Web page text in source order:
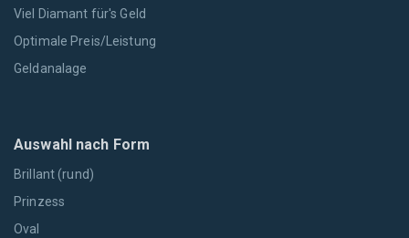
Viel Diamant für's Geld
Optimale Preis/Leistung
Geldanalage
Auswahl nach Form
Brillant (rund)
Prinzess
Oval